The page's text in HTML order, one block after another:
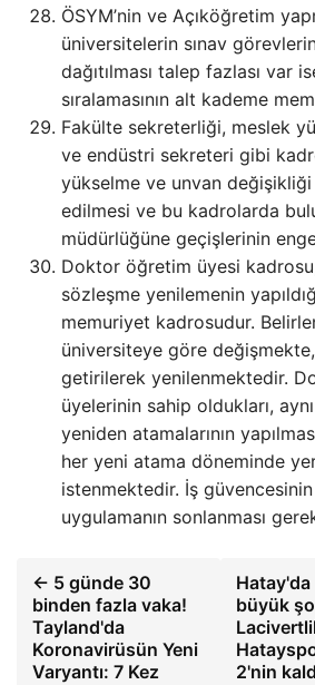
ÖSYM’nin ve Açıköğretim
üniversitelerin sınav
dağıtılması talep fazlası var
sıralamasının alt kademe
Fakülte sekreterliği, meslek
ve endüstri sekreteri gibi
yükselme ve unvan değişikliği
edilmesi ve bu kadrolarda
müdürlüğüne geçişlerinin
Doktor öğretim üyesi
sözleşme yenilemenin
memuriyet kadrosudur.
üniversiteye göre
getirilerek yenilenmektedir.
üyelerinin sahip oldukları,
yeniden atamalarının
her yeni atama döneminde
istenmektedir. İş
uygulamanın sonlanması
← 5 günde 30
binden fazla vaka!
Tayland'da
Koronavirüsün Yeni
Varyantı: 7 Kez
büyük
2'nin